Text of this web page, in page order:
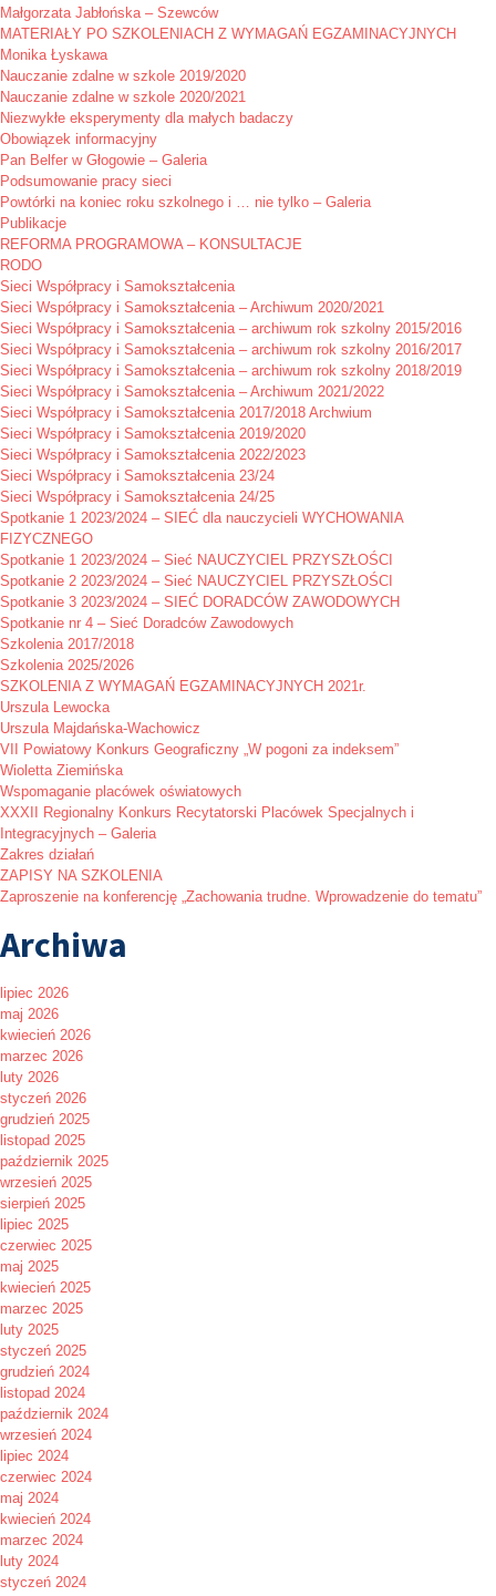
Małgorzata Jabłońska – Szewców
MATERIAŁY PO SZKOLENIACH Z WYMAGAŃ EGZAMINACYJNYCH
Monika Łyskawa
Nauczanie zdalne w szkole 2019/2020
Nauczanie zdalne w szkole 2020/2021
Niezwykłe eksperymenty dla małych badaczy
Obowiązek informacyjny
Pan Belfer w Głogowie – Galeria
Podsumowanie pracy sieci
Powtórki na koniec roku szkolnego i … nie tylko – Galeria
Publikacje
REFORMA PROGRAMOWA – KONSULTACJE
RODO
Sieci Współpracy i Samokształcenia
Sieci Współpracy i Samokształcenia – Archiwum 2020/2021
Sieci Współpracy i Samokształcenia – archiwum rok szkolny 2015/2016
Sieci Współpracy i Samokształcenia – archiwum rok szkolny 2016/2017
Sieci Współpracy i Samokształcenia – archiwum rok szkolny 2018/2019
Sieci Współpracy i Samokształcenia – Archiwum 2021/2022
Sieci Współpracy i Samokształcenia 2017/2018 Archwium
Sieci Współpracy i Samokształcenia 2019/2020
Sieci Współpracy i Samokształcenia 2022/2023
Sieci Współpracy i Samokształcenia 23/24
Sieci Współpracy i Samokształcenia 24/25
Spotkanie 1 2023/2024 – SIEĆ dla nauczycieli WYCHOWANIA
FIZYCZNEGO
Spotkanie 1 2023/2024 – Sieć NAUCZYCIEL PRZYSZŁOŚCI
Spotkanie 2 2023/2024 – Sieć NAUCZYCIEL PRZYSZŁOŚCI
Spotkanie 3 2023/2024 – SIEĆ DORADCÓW ZAWODOWYCH
Spotkanie nr 4 – Sieć Doradców Zawodowych
Szkolenia 2017/2018
Szkolenia 2025/2026
SZKOLENIA Z WYMAGAŃ EGZAMINACYJNYCH 2021r.
Urszula Lewocka
Urszula Majdańska-Wachowicz
VII Powiatowy Konkurs Geograficzny „W pogoni za indeksem”
Wioletta Ziemińska
Wspomaganie placówek oświatowych
XXXII Regionalny Konkurs Recytatorski Placówek Specjalnych i
Integracyjnych – Galeria
Zakres działań
ZAPISY NA SZKOLENIA
Zaproszenie na konferencję „Zachowania trudne. Wprowadzenie do tematu”
Archiwa
lipiec 2026
maj 2026
kwiecień 2026
marzec 2026
luty 2026
styczeń 2026
grudzień 2025
listopad 2025
październik 2025
wrzesień 2025
sierpień 2025
lipiec 2025
czerwiec 2025
maj 2025
kwiecień 2025
marzec 2025
luty 2025
styczeń 2025
grudzień 2024
listopad 2024
październik 2024
wrzesień 2024
lipiec 2024
czerwiec 2024
maj 2024
kwiecień 2024
marzec 2024
luty 2024
styczeń 2024